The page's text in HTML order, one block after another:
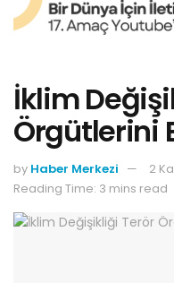
İklim
Örgütlerini
by Haber Merkezi
2
Reading Time: 3 mins read